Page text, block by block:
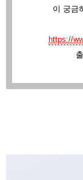
이 궁금
https://